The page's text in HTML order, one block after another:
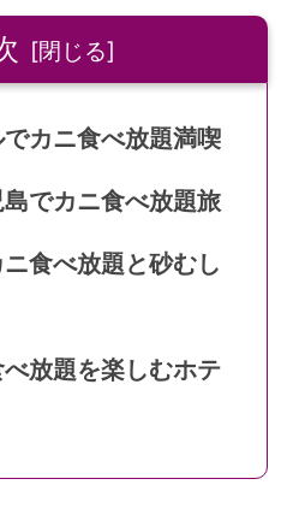
カニ食べ放題満喫
でカニ食べ放題旅
食べ放題と砂むし
放題を楽しむホテ